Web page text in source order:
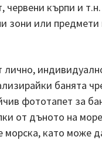
червени кърпи и
зони или
банята
фототапет за
от дъното на
като може